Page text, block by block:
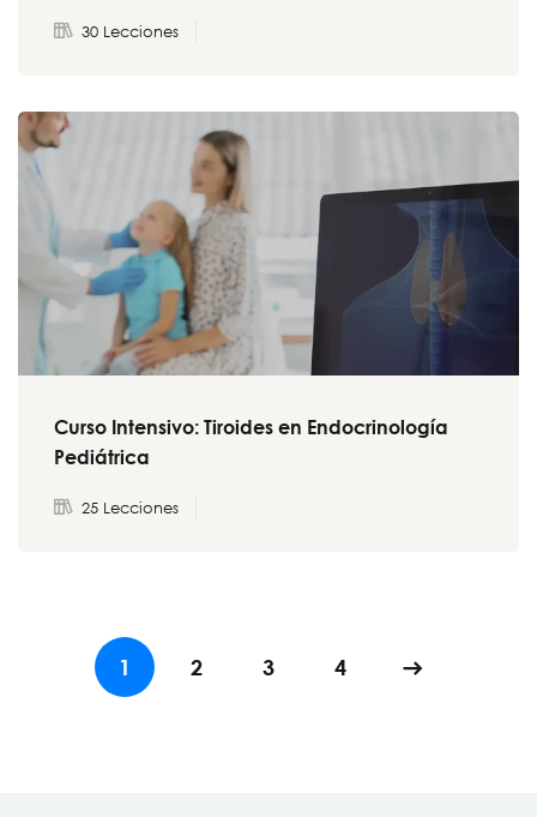
30 Lecciones
Curso Intensivo: Tiroides en Endocrinología
Pediátrica
25 Lecciones
1 2 3 4